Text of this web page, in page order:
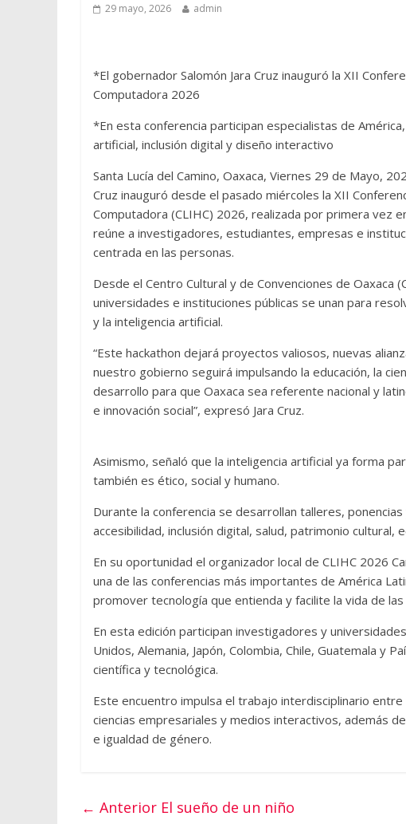
29 mayo, 2026 admin
*El gobernador Salomón Jara Cruz inauguró la XII
Computadora 2026
*En esta conferencia participan especialistas de
artificial, inclusión digital y diseño interactivo
Santa Lucía del Camino, Oaxaca, Viernes 29 de Mayo,
Cruz inauguró desde el pasado miércoles la XII
Computadora (CLIHC) 2026, realizada por primera vez
reúne a investigadores, estudiantes, empresas e
centrada en las personas.
Desde el Centro Cultural y de Convenciones de Oaxaca
universidades e instituciones públicas se unan para
y la inteligencia artificial.
“Este hackathon dejará proyectos valiosos, nuevas
nuestro gobierno seguirá impulsando la educación, la
desarrollo para que Oaxaca sea referente nacional y
e innovación social”, expresó Jara Cruz.
Asimismo, señaló que la inteligencia artificial ya forma
también es ético, social y humano.
Durante la conferencia se desarrollan talleres,
accesibilidad, inclusión digital, salud, patrimonio cultural,
En su oportunidad el organizador local de CLIHC 2026
una de las conferencias más importantes de América
promover tecnología que entienda y facilite la vida de
En esta edición participan investigadores y
Unidos, Alemania, Japón, Colombia, Chile, Guatemala y
científica y tecnológica.
Este encuentro impulsa el trabajo interdisciplinario
ciencias empresariales y medios interactivos, además
e igualdad de género.
← Anterior El sueño de un niño